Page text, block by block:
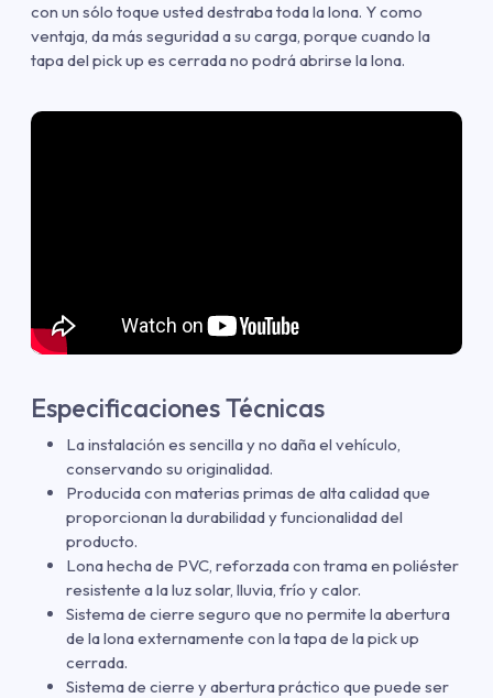
con un sólo toque usted destraba toda la lona. Y como
ventaja, da más seguridad a su carga, porque cuando la
tapa del pick up es cerrada no podrá abrirse la lona.
Especificaciones Técnicas
La instalación es sencilla y no daña el vehículo,
conservando su originalidad.
Producida con materias primas de alta calidad que
proporcionan la durabilidad y funcionalidad del
producto.
Lona hecha de PVC, reforzada con trama en poliéster
resistente a la luz solar, lluvia, frío y calor.
Sistema de cierre seguro que no permite la abertura
de la lona externamente con la tapa de la pick up
cerrada.
Sistema de cierre y abertura práctico que puede ser